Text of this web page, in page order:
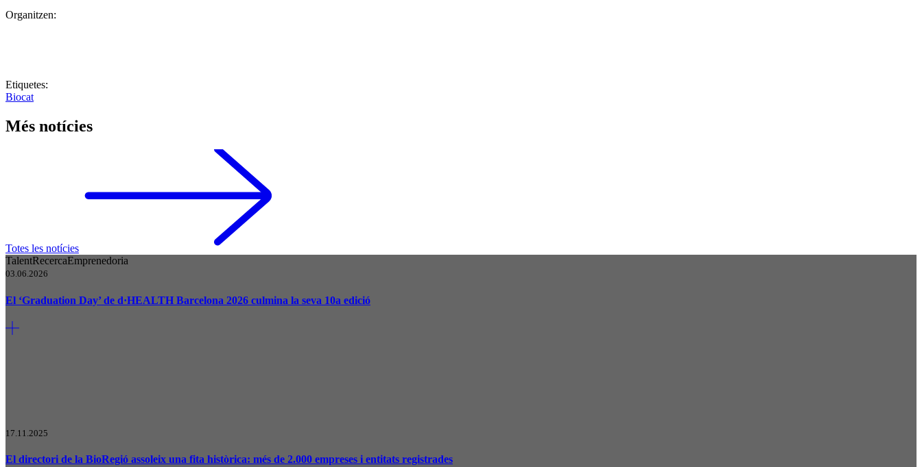
Organitzen:
Etiquetes:
Biocat
Més notícies
Totes les notícies
TalentRecercaEmprenedoria
03.06.2026
El ‘Graduation Day’ de d·HEALTH Barcelona 2026 culmina la seva 10a edició
17.11.2025
El directori de la BioRegió assoleix una fita històrica: més de 2.000 empreses i entitats registrades